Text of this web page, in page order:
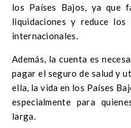
los Países Bajos, ya que
liquidaciones y reduce
internacionales.
Además, la cuenta es
pagar el seguro de salud y
ella, la vida en los Países
especialmente para
larga.